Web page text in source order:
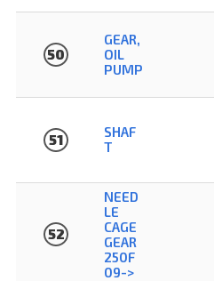
50
GEAR,
OIL
PUMP
51
SHAF
T
52
NEED
LE
CAGE
GEAR
250F
09->